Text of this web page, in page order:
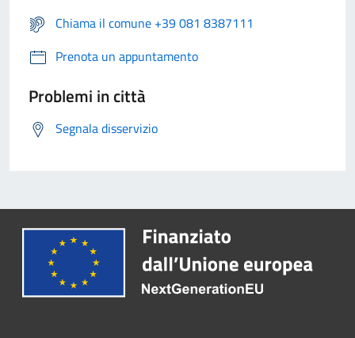
Chiama il comune +39 081 8387111
Prenota un appuntamento
Problemi in città
Segnala disservizio